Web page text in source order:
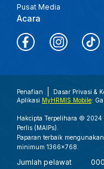
Pusat Media
Acara
Penafian Dasar Privasi &
Aplikasi MyHRMIS Mobile:
Hakcipta Terpelihara © 2024
Perlis (MAIPs).
Paparan terbaik
minimum 1366x768.
Jumlah pelawat